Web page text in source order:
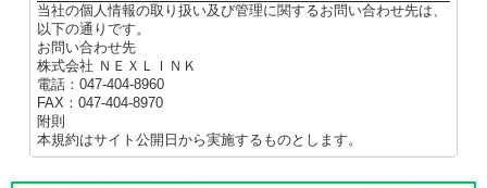
当社の個人情報の取り扱い及び管理に関するお問い合わせ先は、
以下の通りです。
お問い合わせ先
株式会社 ＮＥＸＬＩＮＫ
電話：047-404-8960
FAX：047-404-8970
附則
本規約はサイト公開日から実施するものとします。